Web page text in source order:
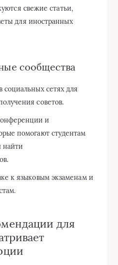
свежие статьи,
для иностранных
сообщества
сетях для
советов.
и
помогают студентам
найти
к языковым экзаменам и
для